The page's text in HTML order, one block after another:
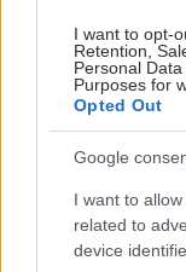
I want to opt-
Retention,
Personal
Purposes for
Opted Out
Google
I want to
related to
device